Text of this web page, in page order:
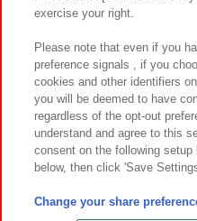
お取引先さまとともに
カスタマーハラスメント対応方針
©Bandai
©Bandai Namco
exercise your right.
Please note that even if you
preference signals , if you
cookies and other identifiers
you will be deemed to have
regardless of the opt-out
understand and agree to this
consent on the following
below, then click 'Save
Change your share